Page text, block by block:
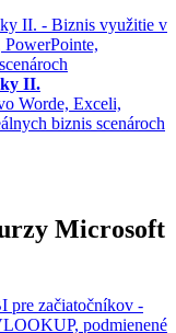
II.
Worde, Exceli,
biznis scenároch
Microsoft